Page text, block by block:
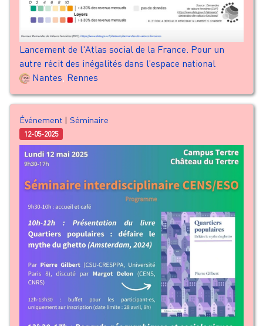
Lancement de l'Atlas social de la France. Pour un
autre récit des inégalités dans l’espace national
Nantes Rennes
Événement | Séminaire
12-05-2025